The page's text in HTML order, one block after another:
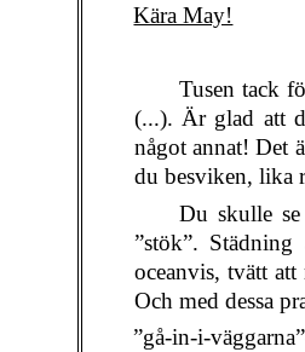
Kära May!
Tusen tack
(...). Är glad att
något annat! Det
du besviken, lika
Du skulle
”stök”.
oceanvis, tvätt
Och med dessa
”gå-in-i-